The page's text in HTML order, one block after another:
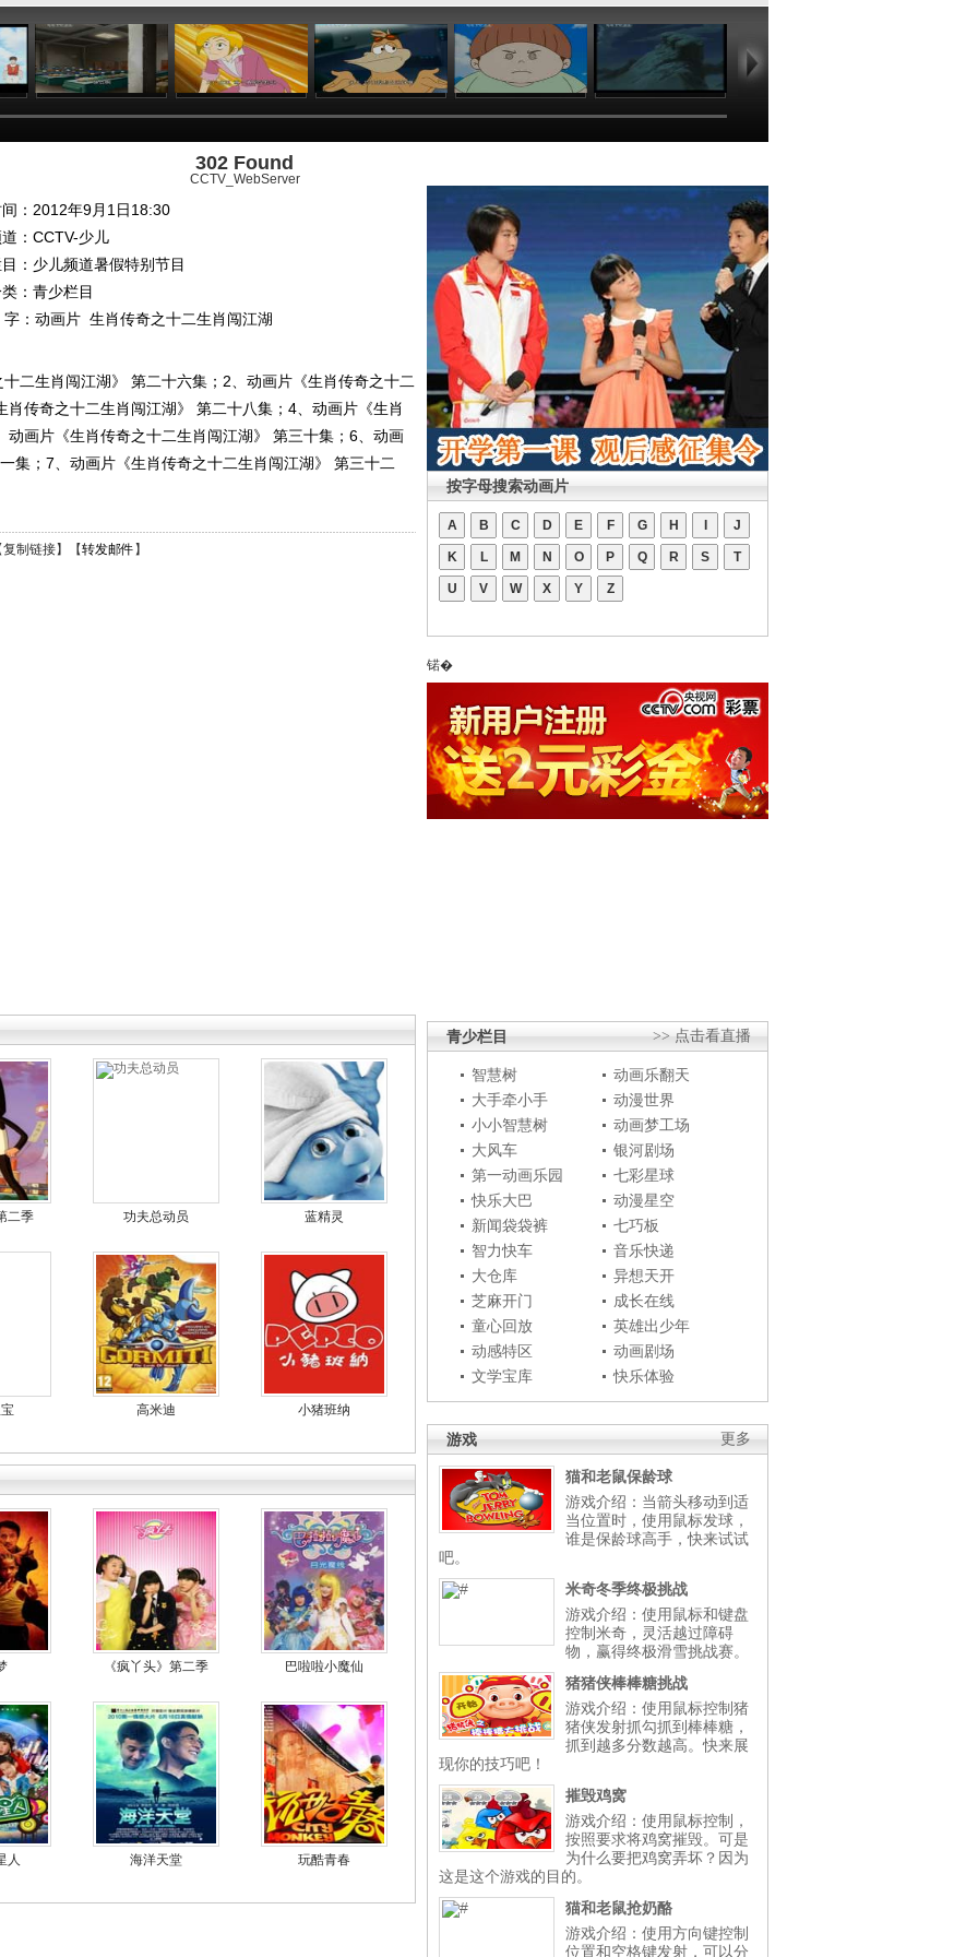
08:36 09:31 11:53 10:33 21:49
302 Found
CCTV_WebServer
：2012年9月1日18:30
： CCTV-少儿
： 少儿频道暑假特别节目
：青少栏目
： 动画片 生肖传奇之十二生肖闯江湖
二生肖闯江湖》 第二十六集；2、动画片《生肖传奇之十二
传奇之十二生肖闯江湖》 第二十八集；4、动画片《生肖
画片《生肖传奇之十二生肖闯江湖》 第三十集；6、动画
集；7、动画片《生肖传奇之十二生肖闯江湖》 第三十二
复制链接】【转发邮件 】
二季 功夫总动员 蓝精灵
高米迪 小猪班纳
《疯丫头》第二季 巴啦啦小魔仙
人 海洋天堂 玩酷青春
按字母搜索动画片
A B C D E F G H J
K L M N O P Q R S T
U V W X Y Z
锘�
>> 点击看直播
青少栏目
智慧树
动画乐翻天
大手牵小手
动漫世界
小小智慧树
动画梦工场
大风车
银河剧场
第一动画乐园
七彩星球
快乐大巴
动漫星空
新闻袋袋裤
七巧板
智力快车
音乐快递
大仓库
异想天开
芝麻开门
成长在线
童心回放
英雄出少年
动感特区
动画剧场
文学宝库
快乐体验
更多
游戏
猫和老鼠保龄球
游戏介绍：当箭头移动到适
当位置时，使用鼠标发球，
谁是保龄球高手，快来试试
吧。
米奇冬季终极挑战
游戏介绍：使用鼠标和键盘
控制米奇，灵活越过障碍
物，赢得终极滑雪挑战赛。
猪猪侠棒棒糖挑战
游戏介绍：使用鼠标控制猪
猪侠发射抓勾抓到棒棒糖，
抓到越多分数越高。快来展
现你的技巧吧！
摧毁鸡窝
游戏介绍：使用鼠标控制，
按照要求将鸡窝摧毁。可是
为什么要把鸡窝弄坏？因为
这是这个游戏的目的。
猫和老鼠抢奶酪
游戏介绍：使用方向键控制
位置和空格键发射，可以分